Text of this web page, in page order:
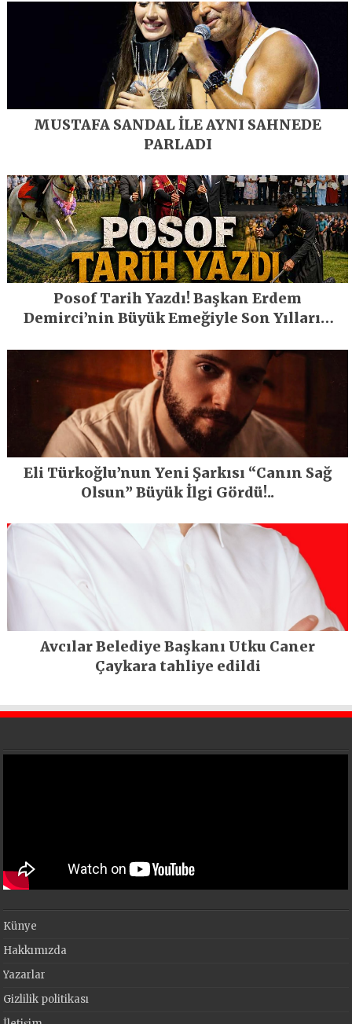
MUSTAFA SANDAL İLE AYNI SAHNEDE
PARLADI
Posof Tarih Yazdı! Başkan Erdem
Demirci’nin Büyük Emeğiyle Son Yılların
Eli Türkoğlu’nun Yeni Şarkısı “Canın Sağ
Olsun” Büyük İlgi Gördü!..
Avcılar Belediye Başkanı Utku Caner
Çaykara tahliye edildi
Künye
Hakkımızda
Yazarlar
Gizlilik politikası